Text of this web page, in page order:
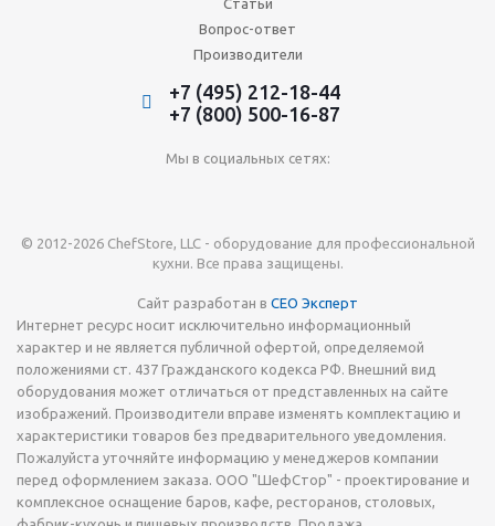
Вопрос-ответ
Производители
+7 (495) 212-18-44
+7 (800) 500-16-87
Мы в социальных сетях:
© 2012-2026 ChefStore, LLC - оборудование для профессиональной
кухни. Все права защищены.
Сайт разработан в СЕО Эксперт
Интернет ресурс носит исключительно информационный
характер и не является публичной офертой, определяемой
положениями ст. 437 Гражданского кодекса РФ. Внешний вид
оборудования может отличаться от представленных на сайте
изображений. Производители вправе изменять комплектацию и
характеристики товаров без предварительного уведомления.
Пожалуйста уточняйте информацию у менеджеров компании
перед оформлением заказа. ООО "ШефСтор" - проектирование и
комплексное оснащение баров, кафе, ресторанов, столовых,